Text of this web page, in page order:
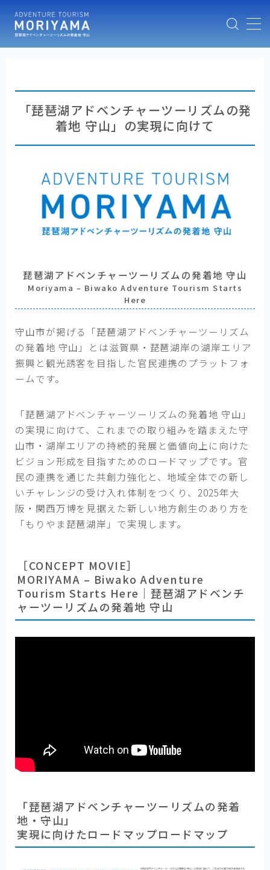
ABOUT
NEWS
MOVIES
「琵琶湖アドベンチャーツーリズムの発
着地 守山」の実現に向けて
琵琶湖アドベンチャーツーリズムの発着地 守山
Moriyama – Biwako Adventure Tourism Starts
Here
守山市が掲げる「琵琶湖アドベンチャーツーリズム
の発着地 守山」とは滋賀県・琵琶湖岸の湖岸エリア
振興と観光誘客を目指した官民連携のプラットフォ
ームです。
「琵琶湖アドベンチャーツーリズムの発着地 守山」
の実現に向けて、これまでの取り組みを踏まえた守
山市・湖岸エリアの持続的発展と価値向上に向けた
ビジョン形成を目指すためのロードマップです。官
民の連携を通じた共創力強化と、地域全体での新し
いチャレンジの受け入れ体制をつくり、2025年大
阪・関西万博を見据えた新しい地方創生のあり方を
「もりやま琵琶湖岸」で実現します。
［CONCEPT MOVIE］
MORIYAMA – Biwako Adventure
Tourism Starts Here｜琵琶湖アドベンチ
ャーツーリズムの発着地 守山
「琵琶湖アドベンチャーツーリズムの発着
地・守山」
実現に向けたロードマップロードマップ